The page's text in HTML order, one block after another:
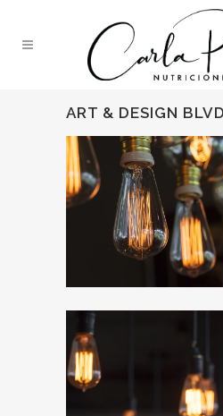
ART & DESIGN BLVD